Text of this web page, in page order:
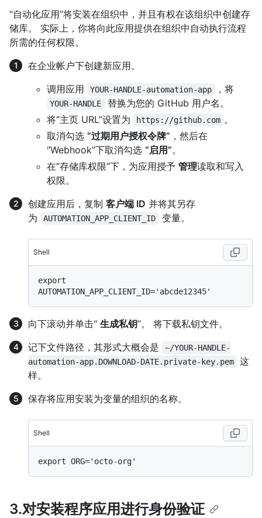
“自动化应用”将安装在组织中，并且有权在该组织中创建存
储库。 实际上，你将向此应用提供在组织中自动执行流程
所需的任何权限。
在企业帐户下创建新应用。
调用应用
YOUR-HANDLE-automation-app ，将
YOUR-HANDLE
替换为您的 GitHub 用户名。
将“主页 URL”设置为
https://github.com 。
取消勾选 “过期用户授权令牌” ，然后在
“Webhook”下取消勾选 “启用”。
在“存储库权限”下，为应用授予 管理读取和写入
权限。
创建应用后，复制 客户端 ID 并将其另存
为
AUTOMATION_APP_CLIENT_ID 变量。
Shell
export
向下滚动并单击“ 生成私钥”。 将下载私钥文件。
记下文件路径，其形式大概会是
~/YOUR-HANDLE-
automation-app.DOWNLOAD-DATE.private-key.pem
这
样。
保存将应用安装为变量的组织的名称。
Shell
3.对安装程序应用进行身份验证